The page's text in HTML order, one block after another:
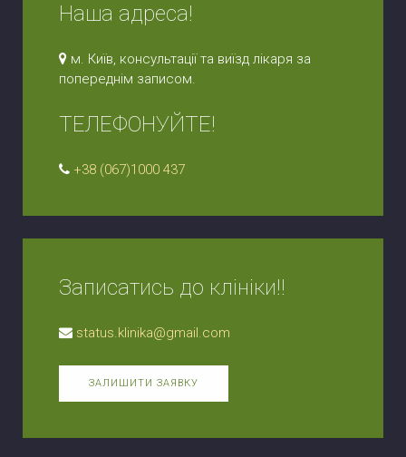
Наша адреса!
м. Київ, консультації та виїзд лікаря за
попереднім записом.
ТЕЛЕФОНУЙТЕ!
+38 (067)1000 437
Записатись до клініки!!
status.klinika@gmail.com
ЗАЛИШИТИ ЗАЯВКУ